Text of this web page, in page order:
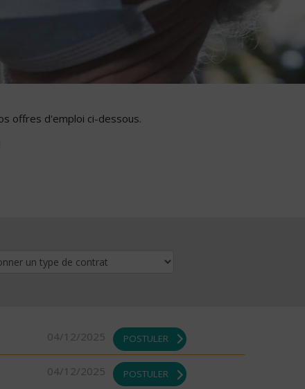
offres d'emploi ci-dessous.
04/12/2025 POSTULER
04/12/2025 POSTULER